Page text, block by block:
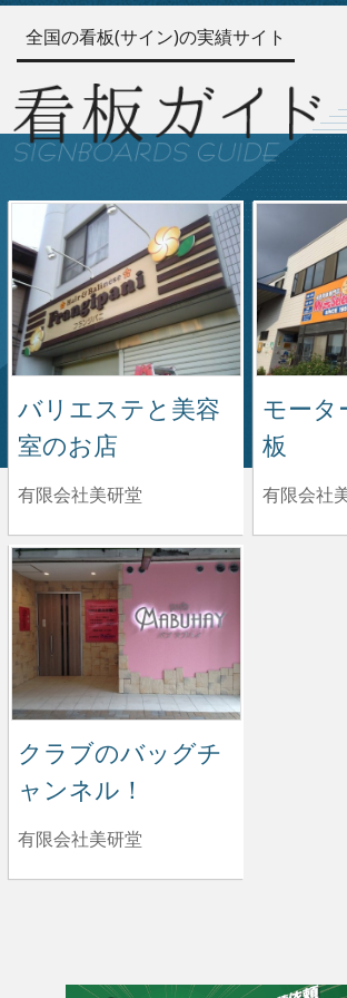
全国の看板(サイン)の実績サイト
バリエステと美容
室のお店
有限会社美研堂
モータ
板
有限会社
クラブのバッグチ
ャンネル！
有限会社美研堂